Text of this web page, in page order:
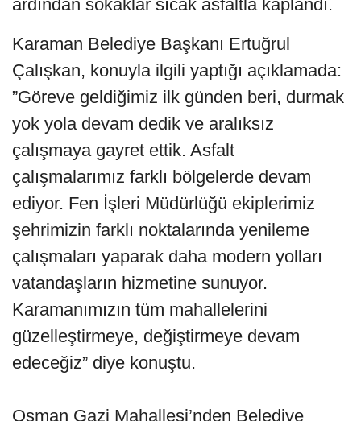
ardından sokaklar sıcak asfaltla kaplandı.
Karaman Belediye Başkanı Ertuğrul
Çalışkan, konuyla ilgili yaptığı açıklamada:
”Göreve geldiğimiz ilk günden beri, durmak
yok yola devam dedik ve aralıksız
çalışmaya gayret ettik. Asfalt
çalışmalarımız farklı bölgelerde devam
ediyor. Fen İşleri Müdürlüğü ekiplerimiz
şehrimizin farklı noktalarında yenileme
çalışmaları yaparak daha modern yolları
vatandaşların hizmetine sunuyor.
Karamanımızın tüm mahallelerini
güzelleştirmeye, değiştirmeye devam
edeceğiz” diye konuştu.
Osman Gazi Mahallesi’nden Belediye